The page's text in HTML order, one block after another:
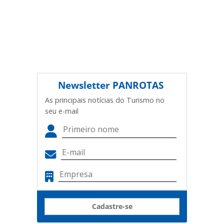
Newsletter PANROTAS
As principais notícias do Turismo no
seu e-mail
Cadastre-se